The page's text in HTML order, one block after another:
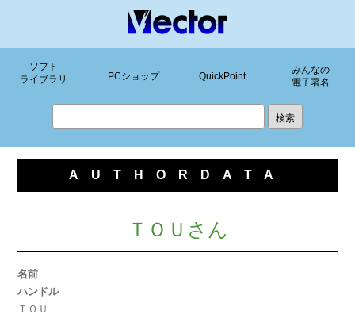
ソフト
ライブラリ
PCショップ QuickPoint
みんなの
電子署名
AUTHORDATA
ＴＯＵさん
名前
ハンドル
ＴＯＵ